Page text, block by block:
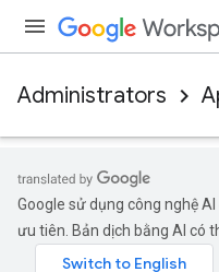
Administrators
Google sử dụng công nghệ
ưu tiên. Bản dịch bằng AI có